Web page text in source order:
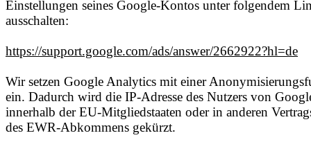
Einstellungen seines Google-Kontos unter folgendem
ausschalten:
https://support.google.com/ads/answer/2662922?hl=de
Wir setzen Google Analytics mit einer
ein. Dadurch wird die IP-Adresse des Nutzers von
innerhalb der EU-Mitgliedstaaten oder in anderen
des EWR-Abkommens gekürzt.